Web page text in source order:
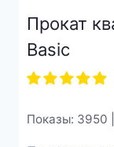
Прокат
Basic
Показы: 3950